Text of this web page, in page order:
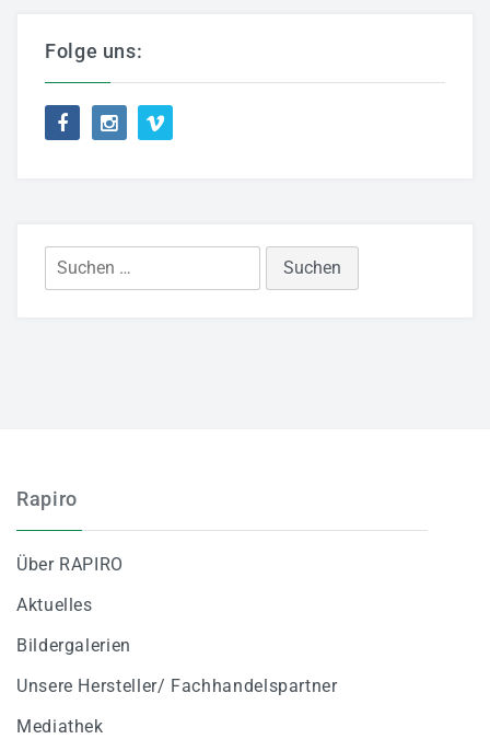
Kontakt
Bildergalerie
Folge uns:
Suchen
nach:
Rapiro
Über RAPIRO
Aktuelles
Bildergalerien
Unsere Hersteller/ Fachhandelspartner
Mediathek